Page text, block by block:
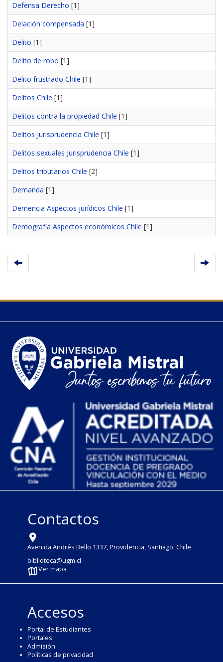
Defensa Derecho [1]
Delación compensada [1]
Delito [1]
Delito de robo [1]
Delito frustrado Chile [1]
Delitos Chile [1]
Delitos contra la propiedad Chile [1]
Delitos Jurisprudencia Chile [1]
Delitos sexuales Jurisprudencia Chile [1]
Delitos tributarios Chile [2]
Demanda [1]
Demencia Aspectos jurídicos Chile [1]
Demografía Aspectos económicos Chile [1]
Contactos
Avenida Andrés Bello 1337, Providencia, Santiago, Chile
biblioteca@ugm.cl
Ver mapa
Accesos
Portal de Estudiantes
Portales
Admisión
Políticas de privacidad